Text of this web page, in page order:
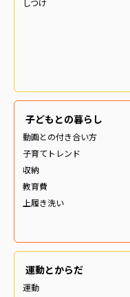
しつけ
子どもとの暮らし
動画との付き合い方
子育てトレンド
収納
教育費
上履き洗い
運動とからだ
運動